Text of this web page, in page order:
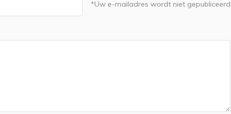
*Uw e-mailadres wordt niet gepubliceerd